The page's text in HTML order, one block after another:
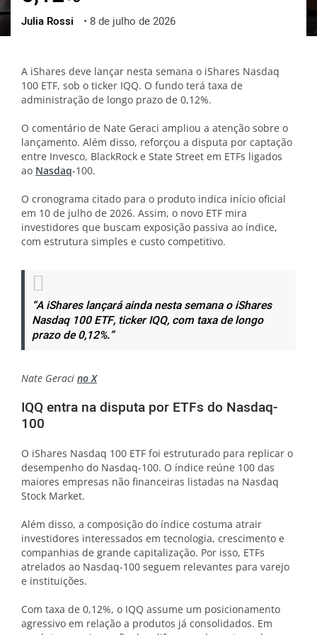
ქართული
Julia Rossi • 8 de julho de 2026
A iShares deve lançar nesta semana o iShares Nasdaq
100 ETF, sob o ticker IQQ. O fundo terá taxa de
administração de longo prazo de 0,12%.
O comentário de Nate Geraci ampliou a atenção sobre o
lançamento. Além disso, reforçou a disputa por captação
entre Invesco, BlackRock e State Street em ETFs ligados
ao Nasdaq-100.
O cronograma citado para o produto indica início oficial
em 10 de julho de 2026. Assim, o novo ETF mira
investidores que buscam exposição passiva ao índice,
com estrutura simples e custo competitivo.
“A iShares lançará ainda nesta semana o iShares
Nasdaq 100 ETF, ticker IQQ, com taxa de longo
prazo de 0,12%.”
Nate Geraci no X
IQQ entra na disputa por ETFs do Nasdaq-
100
O iShares Nasdaq 100 ETF foi estruturado para replicar o
desempenho do Nasdaq-100. O índice reúne 100 das
maiores empresas não financeiras listadas na Nasdaq
Stock Market.
Além disso, a composição do índice costuma atrair
investidores interessados em tecnologia, crescimento e
companhias de grande capitalização. Por isso, ETFs
atrelados ao Nasdaq-100 seguem relevantes para varejo
e instituições.
Com taxa de 0,12%, o IQQ assume um posicionamento
agressivo em relação a produtos já consolidados. Em